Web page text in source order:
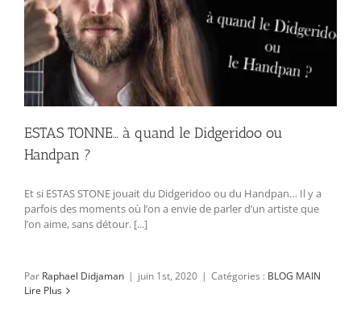
ESTAS TONNE… à quand le Didgeridoo ou
Handpan ?
Et si ESTAS STONE jouait du Didgeridoo ou du Handpan… Il y a
parfois des moments où l’on a envie de parler d’un artiste que
l’on aime, sans détour. [...]
Par Raphael Didjaman | juin 1st, 2020 | Catégories : BLOG MAIN
Lire Plus